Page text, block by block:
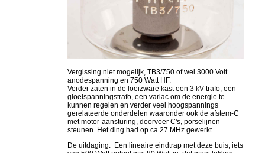
Vergissing niet mogelijk, TB3/750 of wel 3000 Volt
anodespanning en 750 Watt HF.
Verder zaten in de loeizware kast een 3 kV-trafo, een
gloeispanningstrafo, een variac om de energie te
kunnen regelen en verder veel hoogspannings
gerelateerde onderdelen waaronder ook de afstem-C
met motor-aansturing, doorvoer C's, porselijnen
steunen. Het ding had op ca 27 MHz gewerkt.
De uitdaging: Een lineaire eindtrap met deze buis, iets